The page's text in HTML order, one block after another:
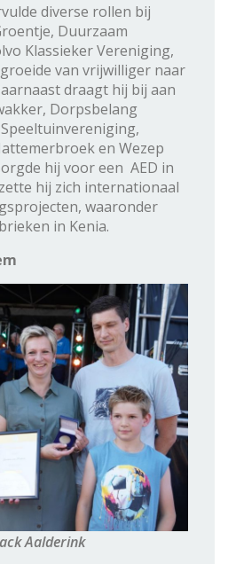
diverse rollen bij
Duurzaam
Klassieker Vereniging,
van vrijwilliger naar
draagt hij bij aan
Dorpsbelang
en Wezep
hij voor een AED in
hij zich internationaal
waaronder
in Kenia.
Aalderink